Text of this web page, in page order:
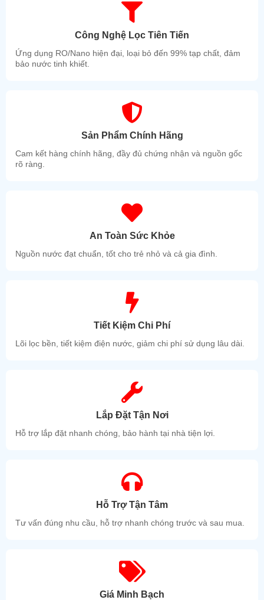
- Thân máy được làm inox 304 100%.
- Máy được thiết kế nhỏ gọn và thẩm mỹ cao
CÔNG TY TNHH TM DV KỸ THUẬT TÂN TẤN LỰC
VP: 35/6F Ắp Hưng Lân, Xã Bà Điểm, Huyện Hóc Môn,
MST: 0311 837 418 ĐT:028 3590 1607 - 0903 545 349
MST: 0311 837 418- 001 ĐT: 028 666 08 470
820 Đại Lộ Bình Dương, P. Hiệp Thành, TP. Thủ
www.maylocnuocnonglanhsuntech.com
Công Nghệ Lọc Tiên Tiến
Ứng dụng RO/Nano hiện đại, loại bỏ đến 99% tạp chất, đảm
bảo nước tinh khiết.
Sản Phẩm Chính Hãng
Cam kết hàng chính hãng, đầy đủ chứng nhận và nguồn gốc
rõ ràng.
An Toàn Sức Khỏe
Nguồn nước đạt chuẩn, tốt cho trẻ nhỏ và cả gia đình.
Tiết Kiệm Chi Phí
Lõi lọc bền, tiết kiệm điện nước, giảm chi phí sử dụng lâu dài.
Lắp Đặt Tận Nơi
Hỗ trợ lắp đặt nhanh chóng, bảo hành tại nhà tiện lợi.
Hỗ Trợ Tận Tâm
Tư vấn đúng nhu cầu, hỗ trợ nhanh chóng trước và sau mua.
Giá Minh Bạch